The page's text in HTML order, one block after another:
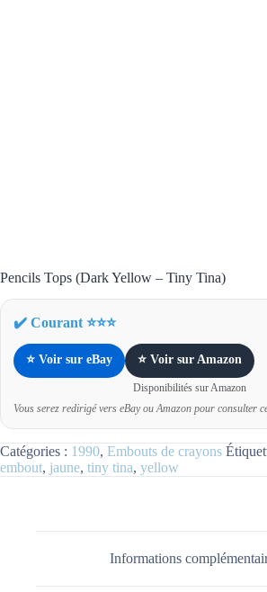
Pencils Tops (Dark Yellow – Tiny Tina)
✔️ Courant ⭐⭐⭐
⭐ Voir sur eBay ⭐ Voir sur Amazon
Disponibilités sur Amazon
Vous serez redirigé vers eBay ou Amazon pour consulter
Catégories : 1990, Embouts de crayons
embout, jaune, tiny tina, yellow
Informations